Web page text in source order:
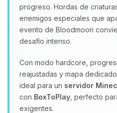
progreso. Hordas de
enemigos especiales que
evento de Bloodmoon
desafío intenso.
Con modo hardcore,
reajustadas y mapa
ideal para un servidor
con BoxToPlay , perfecto
exigentes.